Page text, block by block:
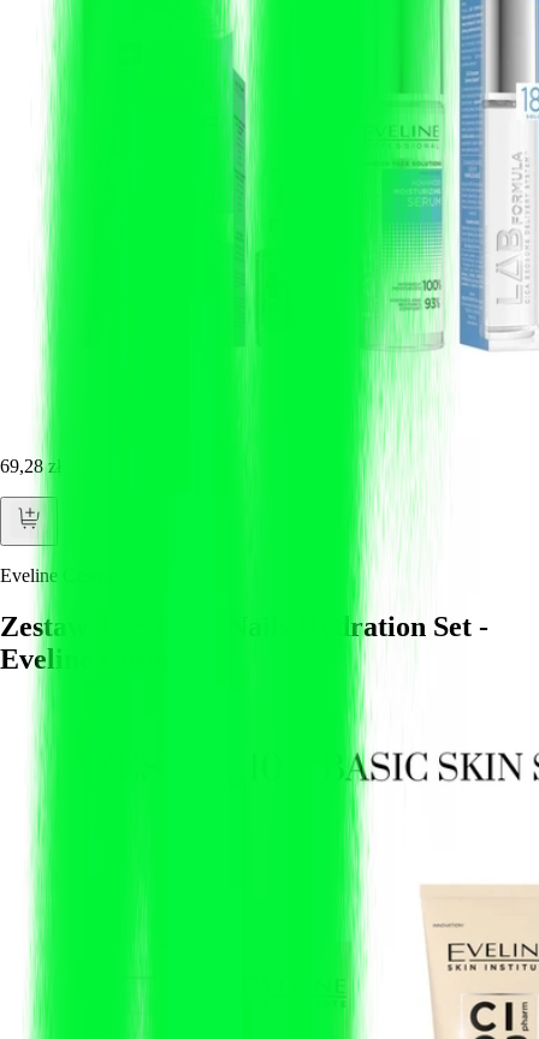
69,28 zł
Eveline Cosmetics
Zestaw 9 - Skin & Nails Hydration Set -
Eveline Cosmetics